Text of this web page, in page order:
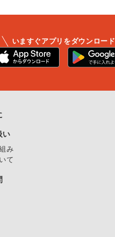
いますぐアプリをダウンロード
い
み
て